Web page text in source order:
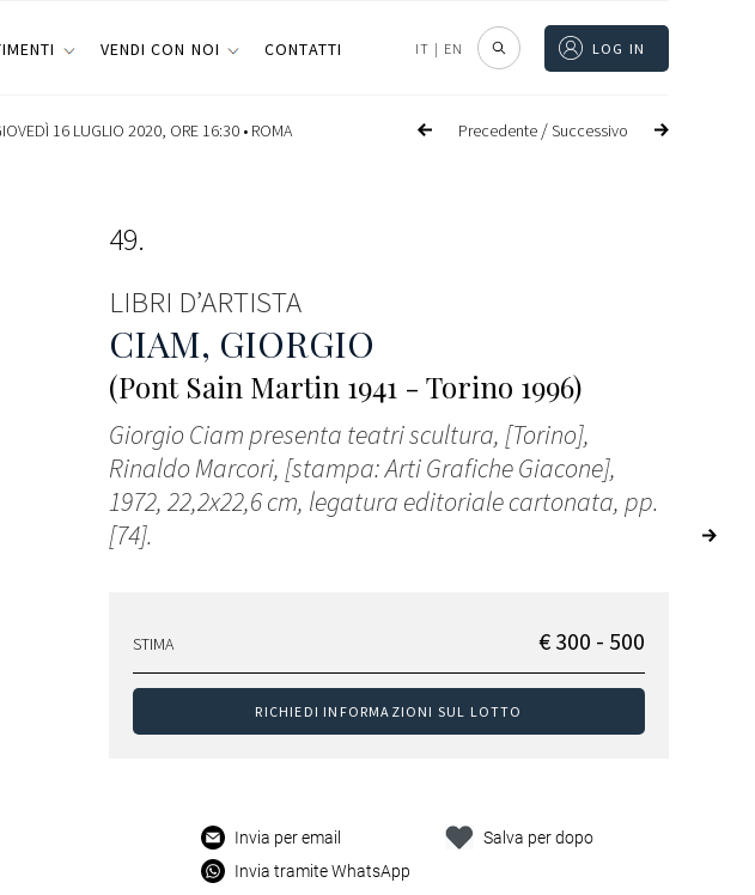
VENDI CON NOI CONTATTI IT | EN LOG IN
Precedente /Successivo
16 LUGLIO 2020, ORE 16:30 • ROMA
49
LIBRI D’ARTISTA
CIAM, GIORGIO
(Pont Sain Martin 1941 - Torino 1996)
Giorgio Ciam presenta teatri scultura, [Torino],
Rinaldo Marcori, [stampa: Arti Grafiche Giacone],
1972, 22,2x22,6 cm, legatura editoriale cartonata, pp.
[74].
STIMA € 300 - 500
RICHIEDI INFORMAZIONI SUL LOTTO
Invia per email
Invia tramite WhatsApp
Salva per dopo